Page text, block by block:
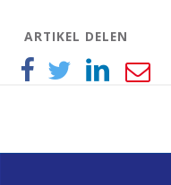
ARTIKEL DELEN